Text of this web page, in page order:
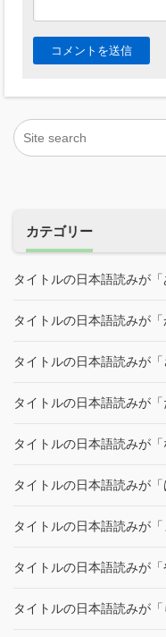
カテゴリー
タイトルの日本語読みが
タイトルの日本語読みが
タイトルの日本語読みが
タイトルの日本語読みが
タイトルの日本語読みが
タイトルの日本語読みが
タイトルの日本語読みが
タイトルの日本語読みが
タイトルの日本語読みが